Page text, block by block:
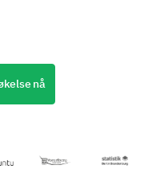
slide
nå